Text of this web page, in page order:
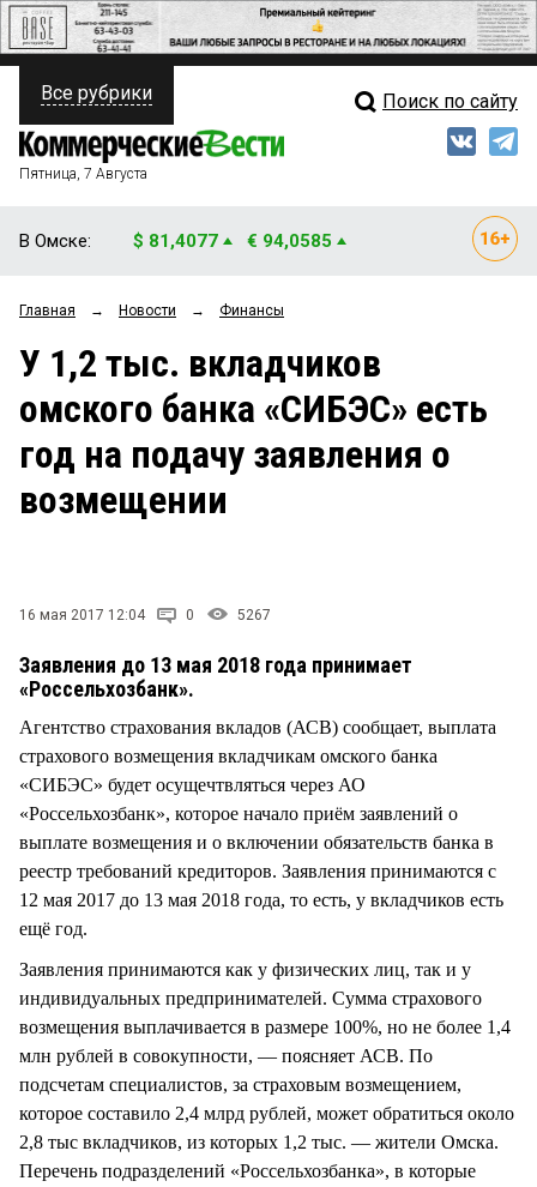
ПОЛИТИКА
ФИНАНСЫ
ОБЩЕСТВО
ЗАКОН
Свежий выпуск
Рейтинги
Блоги
Архив
Все рубрики Поиск по сайту
Пятница, 7 Августа
В Омске: $ 81,4077 € 94,0585
Главная → Новости → Финансы
У 1,2 тыс. вкладчиков
омского банка «СИБЭС» есть
год на подачу заявления о
возмещении
16 мая 2017 12:04 0 5267
Заявления до 13 мая 2018 года принимает
«Россельхозбанк».
Агентство страхования вкладов (АСВ) сообщает, выплата
страхового возмещения вкладчикам омского банка
«СИБЭС» будет осущечтвляться через АО
«Россельхозбанк», которое начало приём заявлений о
выплате возмещения и о включении обязательств банка в
реестр требований кредиторов. Заявления принимаются с
12 мая 2017 до 13 мая 2018 года, то есть, у вкладчиков есть
ещё год.
Заявления принимаются как у физических лиц, так и у
индивидуальных предпринимателей. Сумма страхового
возмещения выплачивается в размере 100%, но не более 1,4
млн рублей в совокупности, — поясняет АСВ. По
подсчетам специалистов, за страховым возмещением,
которое составило 2,4 млрд рублей, может обратиться около
2,8 тыс вкладчиков, из которых 1,2 тыс. — жители Омска.
Перечень подразделений «Россельхозбанка», в которые